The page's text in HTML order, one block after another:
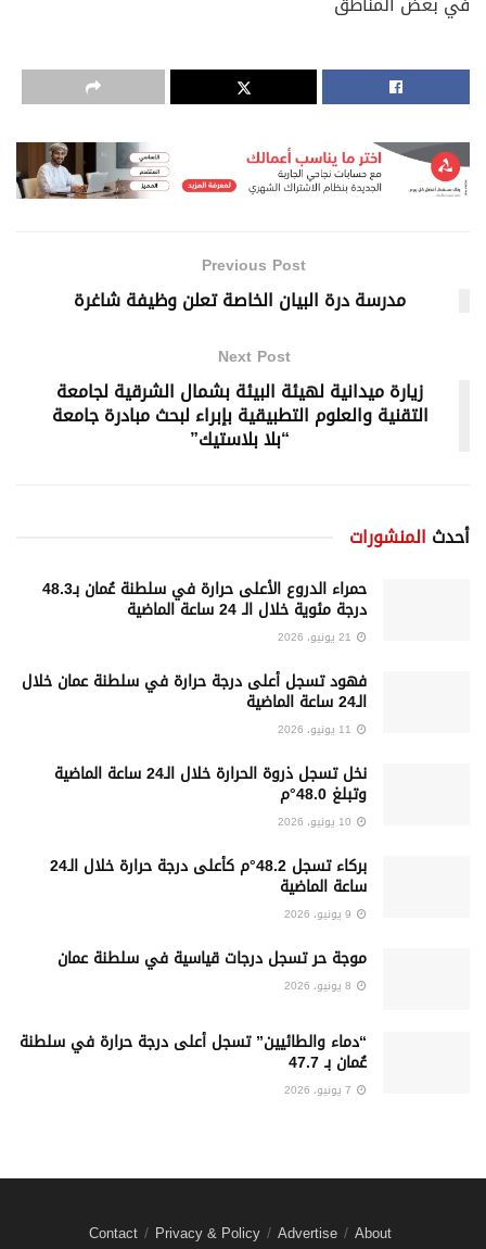
Previous Post
مدرسة درة البيان الخاصة تعلن وظيفة شاغرة
Next Post
زيارة ميدانية لهيئة البيئة بشمال الشرقية لجامعة
التقنية والعلوم التطبيقية بإبراء لبحث مبادرة جامعة
“بلا بلاستيك”
أحدث المنشورات
حمراء الدروع الأعلى حرارة في سلطنة عُمان بـ48.3
درجة مئوية خلال الـ 24 ساعة الماضية
فهود تسجل أعلى درجة حرارة في سلطنة عمان خلال
الـ24 ساعة الماضية
نخل تسجل ذروة الحرارة خلال الـ24 ساعة الماضية
وتبلغ 48.0°م
بركاء تسجل 48.2°م كأعلى درجة حرارة خلال الـ24
ساعة الماضية
موجة حر تسجل درجات قياسية في سلطنة عمان
“دماء والطائيين” تسجل أعلى درجة حرارة في سلطنة
عُمان بـ 47.7
About
Advertise
Privacy & Policy
Contact